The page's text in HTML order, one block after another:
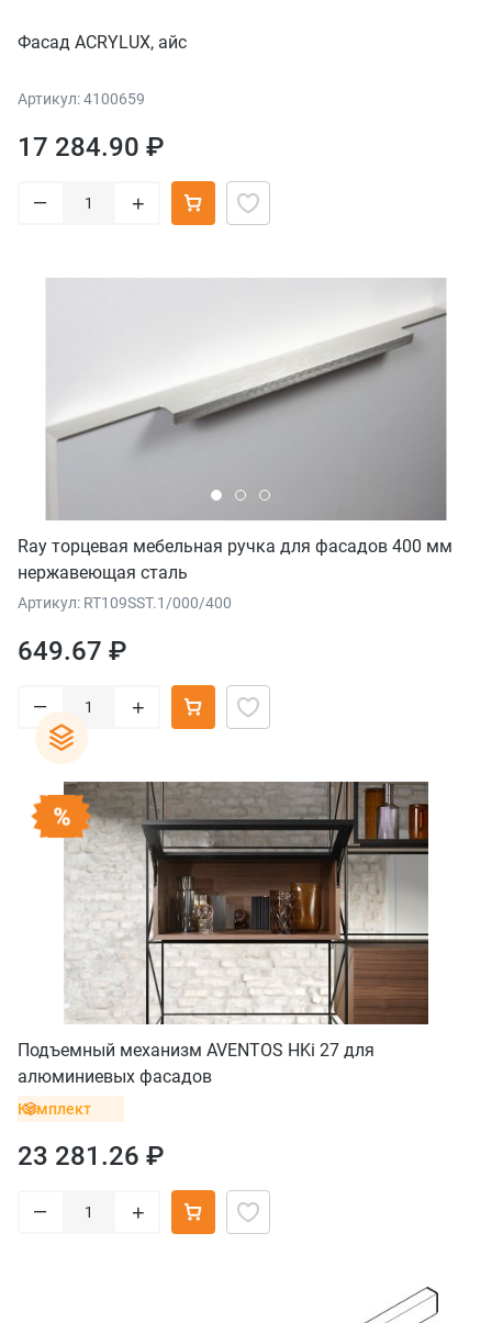
Фасад ACRYLUX, айс
Артикул: 4100659
17 284.90 ₽
– +
Ray торцевая мебельная ручка для фасадов 400 мм
нержавеющая сталь
Артикул: RT109SST.1/000/400
649.67 ₽
– +
Подъемный механизм AVENTOS HKi 27 для
алюминиевых фасадов
Комплект
23 281.26 ₽
– +